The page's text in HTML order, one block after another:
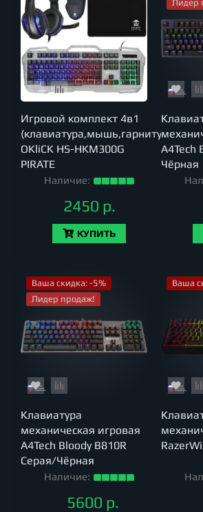
Игровой комплект 4в1
OKliCK HS-HKM300G
PIRATE
Наличие:
2450 р.
КУПИТЬ
Лидер
A4Tech
Чёрная
Ваша скидка: -5%
Лидер продаж!
Клавиатура
механическая игровая
A4Tech Bloody B810R
Серая/Чёрная
Наличие:
5600 р.
Ваша